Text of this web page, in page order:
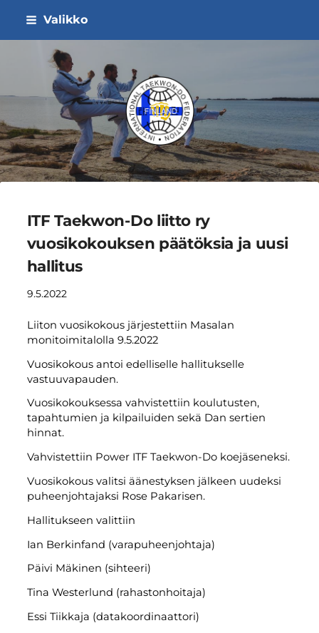
Siirry
sisältöön
Valikko
ITF Taekwon-do Liitto ry
ITF Taekwon-Do liitto ry
vuosikokouksen päätöksia ja uusi
hallitus
9.5.2022
Liiton vuosikokous järjestettiin Masalan
monitoimitalolla 9.5.2022
Vuosikokous antoi edelliselle hallitukselle
vastuuvapauden.
Vuosikokouksessa vahvistettiin koulutusten,
tapahtumien ja kilpailuiden sekä Dan sertien
hinnat.
Vahvistettiin Power ITF Taekwon-Do koejäseneksi.
Vuosikokous valitsi äänestyksen jälkeen uudeksi
puheenjohtajaksi Rose Pakarisen.
Hallitukseen valittiin
Ian Berkinfand (varapuheenjohtaja)
Päivi Mäkinen (sihteeri)
Tina Westerlund (rahastonhoitaja)
Essi Tiikkaja (datakoordinaattori)